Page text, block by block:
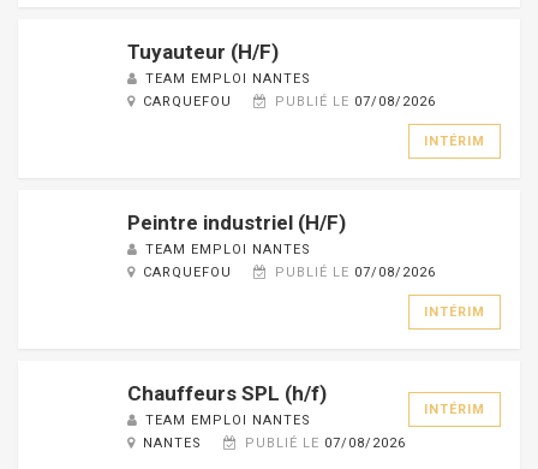
Tuyauteur (H/F)
TEAM EMPLOI NANTES
CARQUEFOU
PUBLIÉ LE 07/08/2026
INTÉRIM
Peintre industriel (H/F)
TEAM EMPLOI NANTES
CARQUEFOU
PUBLIÉ LE 07/08/2026
INTÉRIM
Chauffeurs SPL (h/f)
TEAM EMPLOI NANTES
NANTES
PUBLIÉ LE 07/08/2026
INTÉRIM